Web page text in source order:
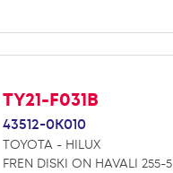
TY21-F031B
43512-0K010
TOYOTA - HILUX
FREN DISKI ON HAVALI 255-5